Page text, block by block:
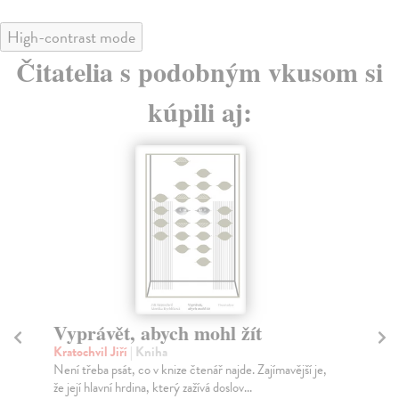
High-contrast mode
Čitatelia s podobným vkusom si
kúpili aj:
E-KNIHA
Letní sestry
Peetzová Monika| Elektronická kniha